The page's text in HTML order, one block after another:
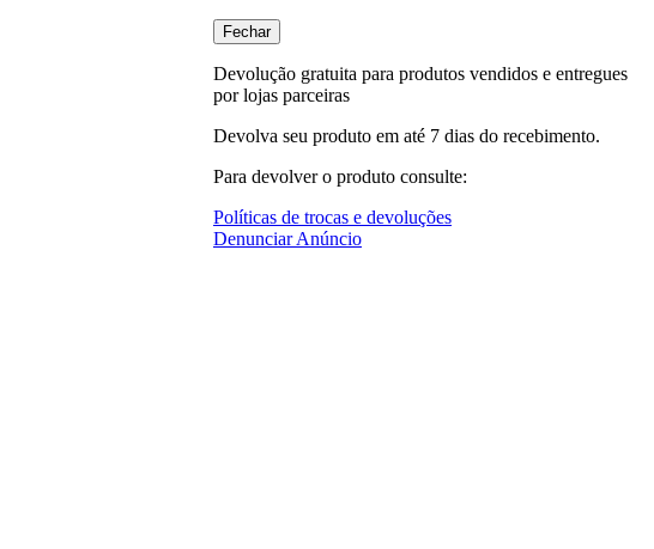
Fechar
Devolução gratuita para produtos vendidos e entregues
por lojas parceiras
Devolva seu produto em até 7 dias do recebimento.
Para devolver o produto consulte:
Políticas de trocas e devoluções
Denunciar Anúncio